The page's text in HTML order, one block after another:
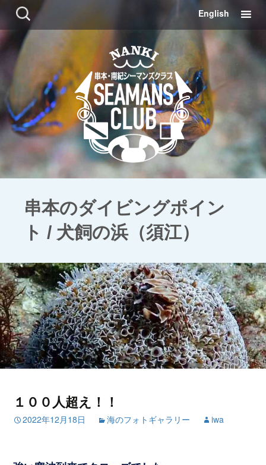
検
索:
コ
ン
ツ
に
English
串本のダイビングポイン
ト / 犬飼の浜（須江）
１００人超え！！
2022年12月18日 海のフォトギャラリー iwa